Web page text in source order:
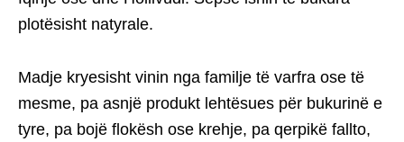
plotësisht natyrale.
Madje kryesisht vinin nga familje të varfra ose të
mesme, pa asnjë produkt lehtësues për bukurinë e
tyre, pa bojë flokësh ose krehje, pa qerpikë fallto,